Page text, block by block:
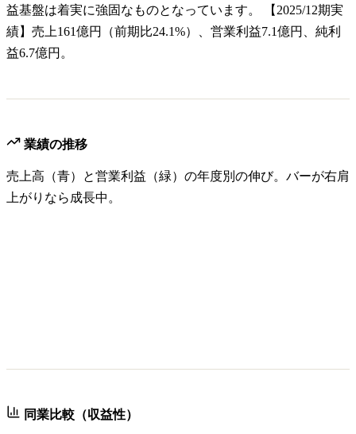
益基盤は着実に強固なものとなっています。 【2025/12期実
績】売上161億円（前期比24.1%）、営業利益7.1億円、純利
益6.7億円。
業績の推移
売上高（青）と営業利益（緑）の年度別の伸び。バーが右肩
上がりなら成長中。
同業比較（収益性）